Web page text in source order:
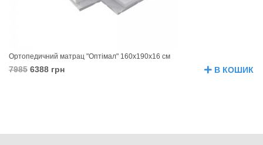
Ортопедичний матрац "Оптімал" 160х190х16 см
7985 6388 грн В КОШИК